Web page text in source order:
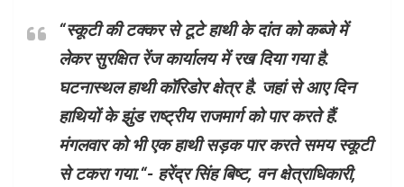
“स्कूटी की टक्कर से टूटे हाथी के दांत को कब्जे में
लेकर सुरक्षित रेंज कार्यालय में रख दिया गया है.
घटनास्थल हाथी कॉरिडोर क्षेत्र है. जहां से आए दिन
हाथियों के झुंड राष्ट्रीय राजमार्ग को पार करते हैं.
मंगलवार को भी एक हाथी सड़क पार करते समय स्कूटी
से टकरा गया.“- हरेंद्र सिंह बिष्ट, वन क्षेत्राधिकारी,